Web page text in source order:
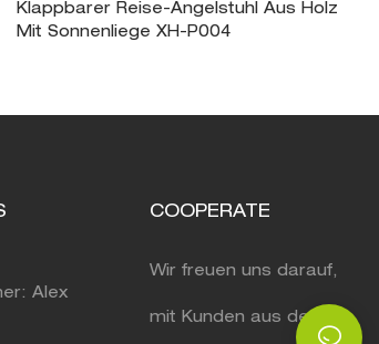
Klappbarer Reise-Angelstuhl Aus Holz
Mit Sonnenliege XH-P004
Alex
COOPERATE
Wir freuen uns darauf,
mit Kunden aus der